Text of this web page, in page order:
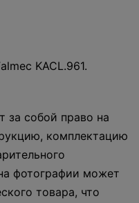
KACL.961.
за собой право на
комплектацию
фотографии может
товара, что